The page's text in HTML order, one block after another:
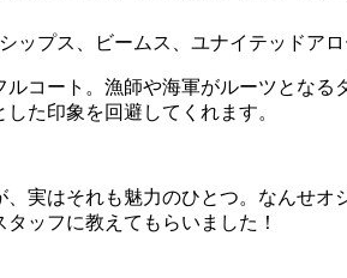
コート。漁師や海軍がルーツとな
た印象を回避してくれます。
実はそれも魅力のひとつ。なんせ
ッフに教えてもらいました！